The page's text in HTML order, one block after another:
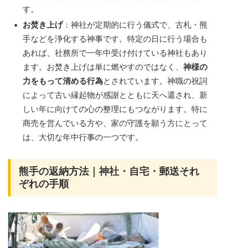
す。
お焚き上げ：神社が定期的に行う儀式で、古札・熊
手などを浄化する神事です。特定の日に行う場合も
あれば、社務所で一年中受け付けている神社もあり
ます。お焚き上げは単に燃やすのではなく、神様の
力をもって清める行為とされています。神職の祝詞
によって古い縁起物が感謝とともに天へ還され、新
しい年に向けての心の整理にもつながります。特に
商売を営んでいる方や、家の守護を願う方にとって
は、大切な年中行事の一つです。
熊手の返納方法｜神社・自宅・郵送それ
ぞれの手順